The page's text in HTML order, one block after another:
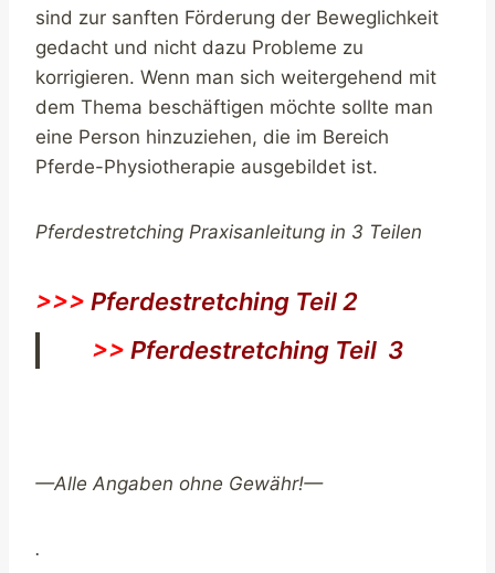
sind zur sanften Förderung der Beweglichkeit
gedacht und nicht dazu Probleme zu
korrigieren. Wenn man sich weitergehend mit
dem Thema beschäftigen möchte sollte man
eine Person hinzuziehen, die im Bereich
Pferde-Physiotherapie ausgebildet ist.
Pferdestretching Praxisanleitung in 3 Teilen
>>> Pferdestretching Teil 2
>> Pferdestretching Teil 3
—Alle Angaben ohne Gewähr!—
.